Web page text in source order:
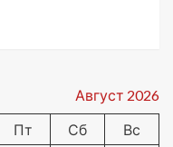
Август 2026
Пт Сб
Вс